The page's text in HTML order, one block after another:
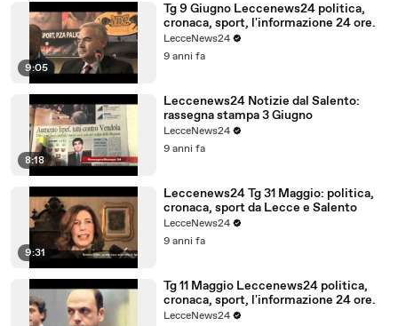
9:05
Tg 9 Giugno Leccenews24 politica,
cronaca, sport, l'informazione 24 ore.
LecceNews24
9 anni fa
8:18
Leccenews24 Notizie dal Salento:
rassegna stampa 3 Giugno
LecceNews24
9 anni fa
9:31
Leccenews24 Tg 31 Maggio: politica,
cronaca, sport da Lecce e Salento
LecceNews24
9 anni fa
Tg 11 Maggio Leccenews24 politica,
cronaca, sport, l'informazione 24 ore.
LecceNews24